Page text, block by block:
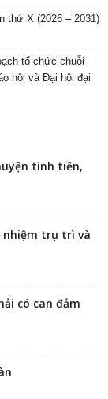
thứ X (2026 – 2031)
tổ chức chuỗi
hội và Đại hội đại
tình tiền,
nhiệm trụ trì và
có can đảm